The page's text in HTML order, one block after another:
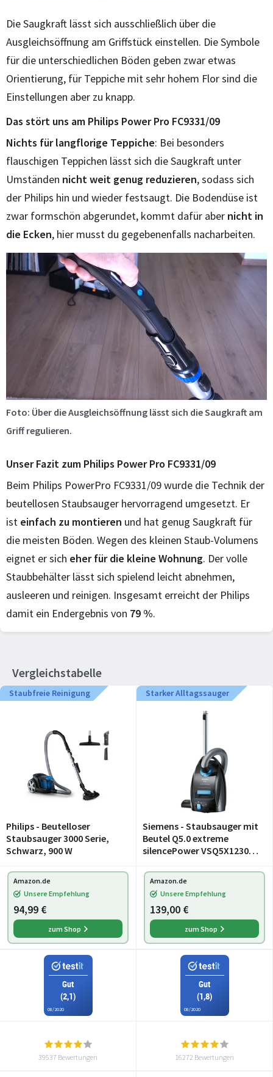
Die Saugkraft lässt sich ausschließlich über die
Ausgleichsöffnung am Griffstück einstellen. Die Symbole
für die unterschiedlichen Böden geben zwar etwas
Orientierung, für Teppiche mit sehr hohem Flor sind die
Einstellungen aber zu knapp.
Das stört uns am Philips Power Pro FC9331/09
Nichts für langflorige Teppiche: Bei besonders
flauschigen Teppichen lässt sich die Saugkraft unter
Umständen nicht weit genug reduzieren, sodass sich
der Philips hin und wieder festsaugt. Die Bodendüse ist
zwar formschön abgerundet, kommt dafür aber nicht in
die Ecken, hier musst du gegebenenfalls nacharbeiten.
Foto: Über die Ausgleichsöffnung lässt sich die Saugkraft am
Griff regulieren.
Unser Fazit zum Philips Power Pro FC9331/09
Beim Philips PowerPro FC9331/09 wurde die Technik der
beutellosen Staubsauger hervorragend umgesetzt. Er
ist einfach zu montieren und hat genug Saugkraft für
die meisten Böden. Wegen des kleinen Staub-Volumens
eignet er sich eher für die kleine Wohnung. Der volle
Staubbehälter lässt sich spielend leicht abnehmen,
ausleeren und reinigen. Insgesamt erreicht der Philips
damit ein Endergebnis von 79 %.
Vergleichstabelle
Staubfreie Reinigung
Philips - Beutelloser
Staubsauger 3000 Serie,
Schwarz, 900 W
Starker Alltagssauger
Siemens - Staubsauger mit
Beutel Q5.0 extreme
silencePower VSQ5X1230,
Hygiene-Filter, starke
Saugleistung, Bodendüse
für Parkett, Teppich,
Amazon.de
Unsere Empfehlung
94,99 €
zum Shop
Amazon.de
Unsere Empfehlung
139,00 €
zum Shop
Gut
(2,1)
08/2020
Gut
(1,8)
08/2020
39537 Bewertungen 16272 Bewertungen